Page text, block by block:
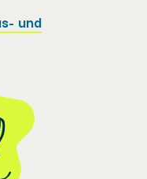
und